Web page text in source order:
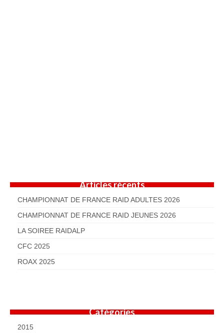
Articles récents
CHAMPIONNAT DE FRANCE RAID ADULTES 2026
CHAMPIONNAT DE FRANCE RAID JEUNES 2026
LA SOIREE RAIDALP
CFC 2025
ROAX 2025
Catégories
2015